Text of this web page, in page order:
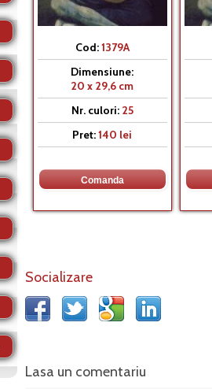
Cod:1379A
Dimensiune:
20 x 29,6 cm
Nr. culori: 25
Pret:140 lei
Socializare
Lasa un comentariu